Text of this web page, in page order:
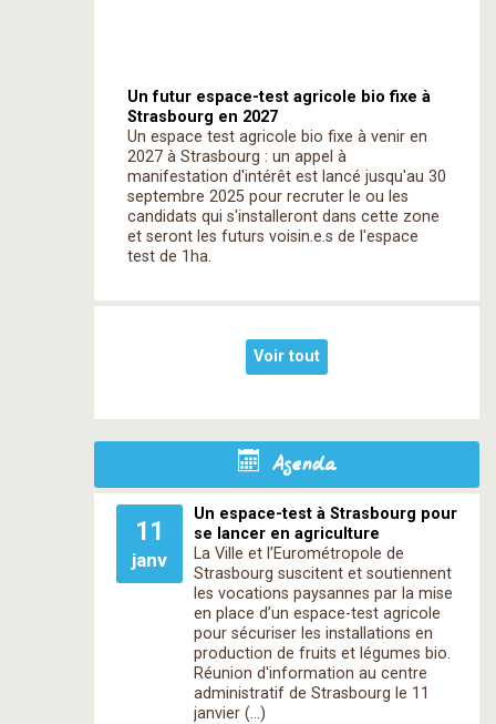
Un futur espace-test agricole bio fixe à
Strasbourg en 2027
Un espace test agricole bio fixe à venir en
2027 à Strasbourg : un appel à
manifestation d'intérêt est lancé jusqu'au 30
septembre 2025 pour recruter le ou les
candidats qui s'installeront dans cette zone
et seront les futurs voisin.e.s de l'espace
test de 1ha.
Voir tout
Agenda
11
janv
Un espace-test à Strasbourg pour
se lancer en agriculture
La Ville et l’Eurométropole de
Strasbourg suscitent et soutiennent
les vocations paysannes par la mise
en place d’un espace-test agricole
pour sécuriser les installations en
production de fruits et légumes bio.
Réunion d'information au centre
administratif de Strasbourg le 11
janvier (…)